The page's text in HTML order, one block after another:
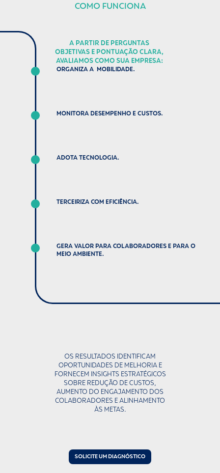
COMO FUNCIONA
A PARTIR DE PERGUNTAS
OBJETIVAS E PONTUAÇÃO CLARA,
AVALIAMOS COMO SUA EMPRESA:
ORGANIZA A MOBILIDADE.
MONITORA DESEMPENHO E CUSTOS.
ADOTA TECNOLOGIA.
TERCEIRIZA COM EFICIÊNCIA.
GERA VALOR PARA COLABORADORES E PARA O
MEIO AMBIENTE.
OS RESULTADOS IDENTIFICAM
OPORTUNIDADES DE MELHORIA E
FORNECEM INSIGHTS ESTRATÉGICOS
SOBRE REDUÇÃO DE CUSTOS,
AUMENTO DO ENGAJAMENTO DOS
COLABORADORES E ALINHAMENTO
ÀS METAS.
SOLICITE UM DIAGNÓSTICO